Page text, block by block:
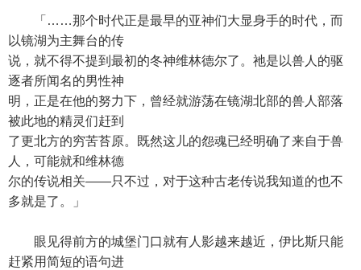
「……那个时代正是最早的亚神们大显身手的时代，而
以镜湖为主舞台的传
说，就不得不提到最初的冬神维林德尔了。祂是以兽人的驱
逐者所闻名的男性神
明，正是在他的努力下，曾经就游荡在镜湖北部的兽人部落
被此地的精灵们赶到
了更北方的穷苦苔原。既然这儿的怨魂已经明确了来自于兽
人，可能就和维林德
尔的传说相关——只不过，对于这种古老传说我知道的也不
多就是了。」
眼见得前方的城堡门口就有人影越来越近，伊比斯只能
赶紧用简短的语句进